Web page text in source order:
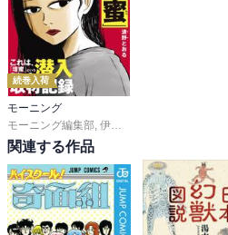
続巻入荷
モーニング
モーニング編集部 伊咲智太
関連する作品